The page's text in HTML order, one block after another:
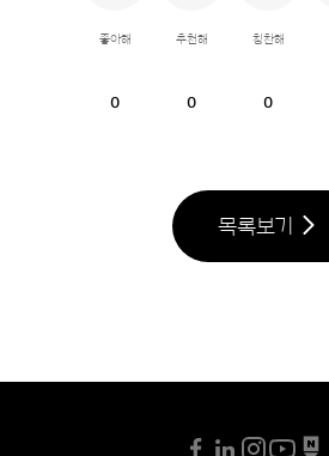
좋아해
0
추천해
0
칭찬해
0
목록보기